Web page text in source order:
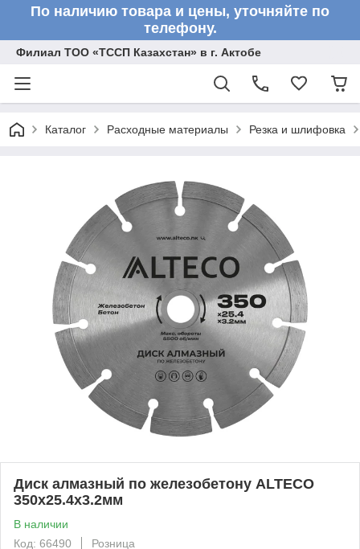
По наличию товара и цены, уточняйте по
телефону.
Филиал ТОО «ТССП Казахстан» в г. Актобе
Каталог Расходные материалы Резка и шлифовка
Диск алмазный по железобетону ALTECO
350x25.4x3.2мм
В наличии
Код: 66490
Розница